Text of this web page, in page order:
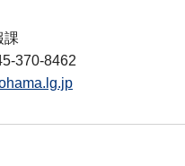
課
370-8462